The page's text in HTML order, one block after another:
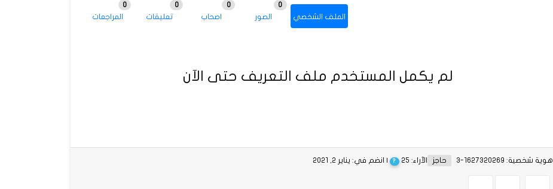
الملف الشخصي الصور
0
اصحاب
0
تعليقات
0
المراجعات
0
لم يكمل المستخدم ملف التعريف حتى الآن
الآراء: 25 ? | انضم في: يناير 2, 2021 هوية شخصية: 1627320269-3 حاجز